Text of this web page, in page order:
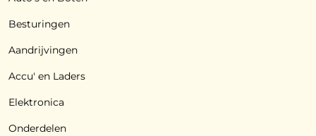
Besturingen
Aandrijvingen
Accu' en Laders
Elektronica
Onderdelen